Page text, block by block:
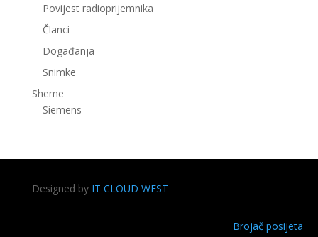
Povijest radioprijemnika
Članci
Događanja
Snimke
Sheme
Siemens
Designed by IT CLOUD WEST
Brojač posijeta